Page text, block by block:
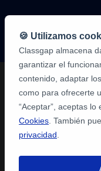
🍪 Utilizamos
Classgap almacena
garantizar el
contenido, adaptar
como para ofrecerte
“Aceptar”, aceptas
Cookies . También
privacidad